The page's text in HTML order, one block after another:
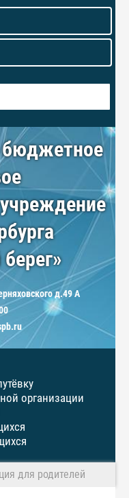
бюджетное
д.49 А
организации
для родителей